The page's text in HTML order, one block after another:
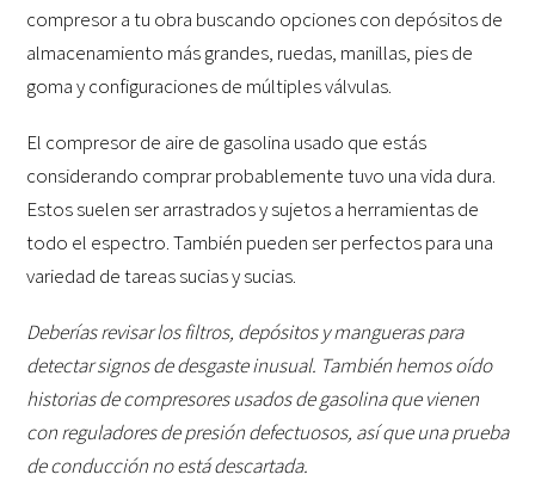
compresor a tu obra buscando opciones con depósitos de
almacenamiento más grandes, ruedas, manillas, pies de
goma y configuraciones de múltiples válvulas.
El compresor de aire de gasolina usado que estás
considerando comprar probablemente tuvo una vida dura.
Estos suelen ser arrastrados y sujetos a herramientas de
todo el espectro. También pueden ser perfectos para una
variedad de tareas sucias y sucias.
Deberías revisar los filtros, depósitos y mangueras para
detectar signos de desgaste inusual. También hemos oído
historias de compresores usados de gasolina que vienen
con reguladores de presión defectuosos, así que una prueba
de conducción no está descartada.